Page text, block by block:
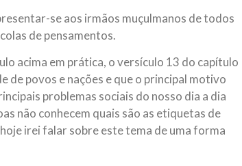
se aos irmãos muçulmanos de todos
de pensamentos.
acima em prática, o versículo 13 do capítulo
de povos e nações e que o principal motivo
problemas sociais do nosso dia a dia
não conhecem quais são as etiquetas de
irei falar sobre este tema de uma forma